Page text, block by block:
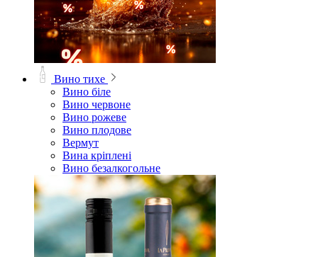
Вино тихе
Вино біле
Вино червоне
Вино рожеве
Вино плодове
Вермут
Вина кріплені
Вино безалкогольне